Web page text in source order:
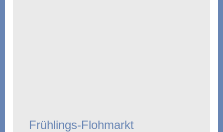
Frühlings-Flohmarkt